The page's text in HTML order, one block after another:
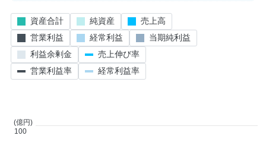
(億円)
100
資産合計 純資産
売上高
営業利益
経常利益
当期純利益
利益余剰金
売上伸び率
営業利益率
経常利益率